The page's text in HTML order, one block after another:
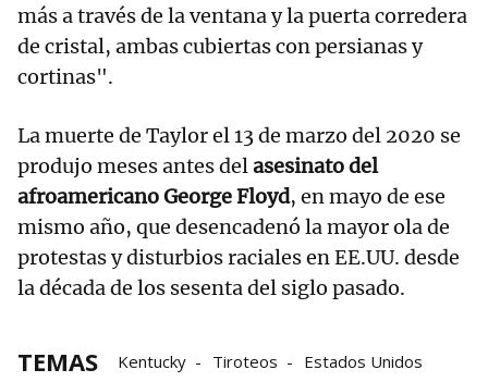
más a través de la ventana y la puerta corredera
de cristal, ambas cubiertas con persianas y
cortinas".
La muerte de Taylor el 13 de marzo del 2020 se
produjo meses antes delasesinato del
afroamericano George Floyd, en mayo de ese
mismo año, que desencadenó la mayor ola de
protestas y disturbios raciales en EE.UU. desde
la década de los sesenta del siglo pasado.
TEMAS Kentucky Tiroteos Estados Unidos